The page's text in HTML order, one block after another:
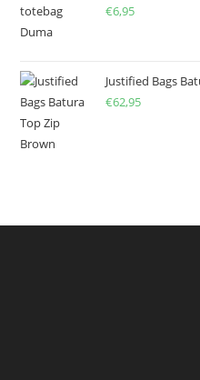
€6,95
Justified Bags
€62,95